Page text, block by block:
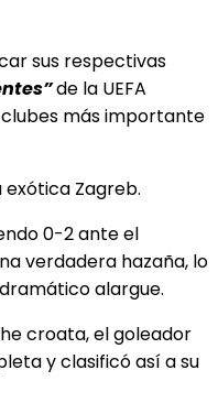
sus respectivas
de la UEFA
clubes más importante
exótica Zagreb.
0-2 ante el
verdadera hazaña, lo
alargue.
croata, elgoleador
y clasificó así a su